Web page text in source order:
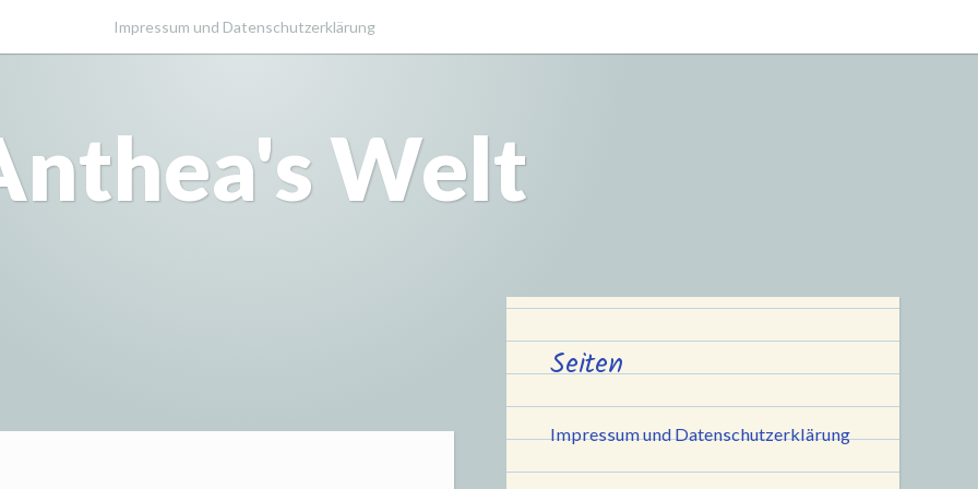
Impressum und Datenschutzerklärung
Welt
Seiten
Impressum und Datenschutzerklärung